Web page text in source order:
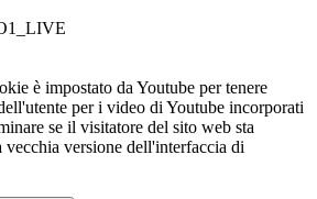
è impostato da Youtube per tenere
per i video di Youtube incorporati
se il visitatore del sito web sta
versione dell'interfaccia di